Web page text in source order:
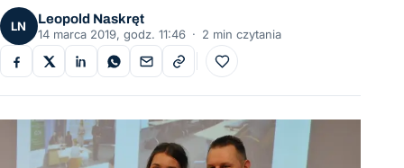
LN
Leopold Naskręt
14 marca 2019, godz. 11:46 · 2 min czytania
Do ulubionych